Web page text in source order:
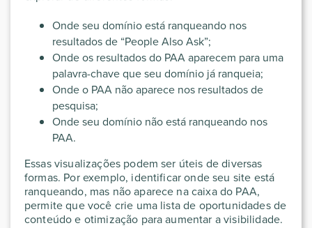
Onde seu domínio está ranqueando nos
resultados de “People Also Ask”;
Onde os resultados do PAA aparecem para uma
palavra-chave que seu domínio já ranqueia;
Onde o PAA não aparece nos resultados de
pesquisa;
Onde seu domínio não está ranqueando nos
PAA.
Essas visualizações podem ser úteis de diversas
formas. Por exemplo, identificar onde seu site está
ranqueando, mas não aparece na caixa do PAA,
permite que você crie uma lista de oportunidades de
conteúdo e otimização para aumentar a visibilidade.